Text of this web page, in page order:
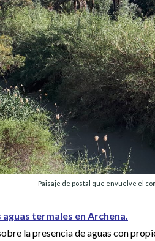
Paisaje de postal que envuelve el
termales en Archena.
la presencia de aguas con